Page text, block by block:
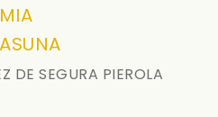
DE SEGURA PIEROLA